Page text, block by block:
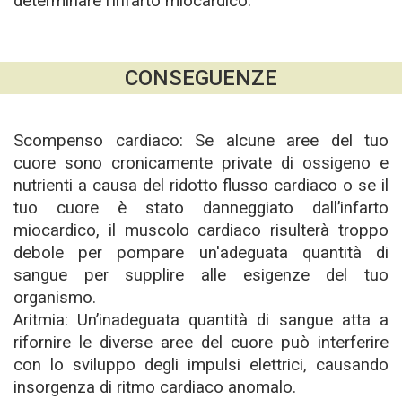
CONSEGUENZE
Scompenso cardiaco: Se alcune aree del tuo
cuore sono cronicamente private di ossigeno e
nutrienti a causa del ridotto flusso cardiaco o se il
tuo cuore è stato danneggiato dall’infarto
miocardico, il muscolo cardiaco risulterà troppo
debole per pompare un'adeguata quantità di
sangue per supplire alle esigenze del tuo
organismo.
Aritmia: Un’inadeguata quantità di sangue atta a
rifornire le diverse aree del cuore può interferire
con lo sviluppo degli impulsi elettrici, causando
insorgenza di ritmo cardiaco anomalo.